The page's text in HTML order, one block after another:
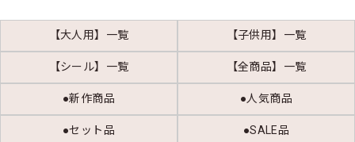
【大人用】一覧 【子供用】一覧
【シール】一覧 【全商品】一覧
●新作商品 ●人気商品
●セット品 ●SALE品